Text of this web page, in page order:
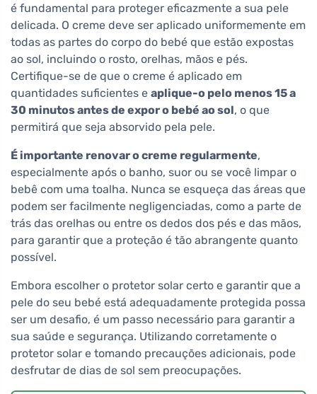
é fundamental para proteger eficazmente a sua pele
delicada. O creme deve ser aplicado uniformemente em
todas as partes do corpo do bebé que estão expostas
ao sol, incluindo o rosto, orelhas, mãos e pés.
Certifique-se de que o creme é aplicado em
quantidades suficientes e aplique-o pelo menos 15 a
30 minutos antes de expor o bebé ao sol, o que
permitirá que seja absorvido pela pele.
É importante renovar o creme regularmente,
especialmente após o banho, suor ou se você limpar o
bebê com uma toalha. Nunca se esqueça das áreas que
podem ser facilmente negligenciadas, como a parte de
trás das orelhas ou entre os dedos dos pés e das mãos,
para garantir que a proteção é tão abrangente quanto
possível.
Embora escolher o protetor solar certo e garantir que a
pele do seu bebé está adequadamente protegida possa
ser um desafio, é um passo necessário para garantir a
sua saúde e segurança. Utilizando corretamente o
protetor solar e tomando precauções adicionais, pode
desfrutar de dias de sol sem preocupações.